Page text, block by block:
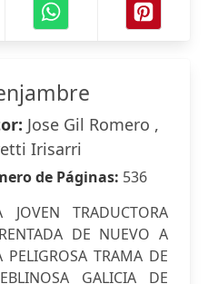
Jose Gil Romero ,
Irisarri
de Páginas: 536
JOVEN TRADUCTORA
DE NUEVO A
PELIGROSA TRAMA DE
GALICIA DE